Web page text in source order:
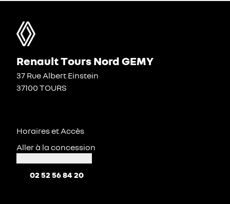
Renault Tours Nord GEMY
37 Rue Albert Einstein
37100 TOURS
Horaires et Accès
Aller à la concession
02 52 56 84 20